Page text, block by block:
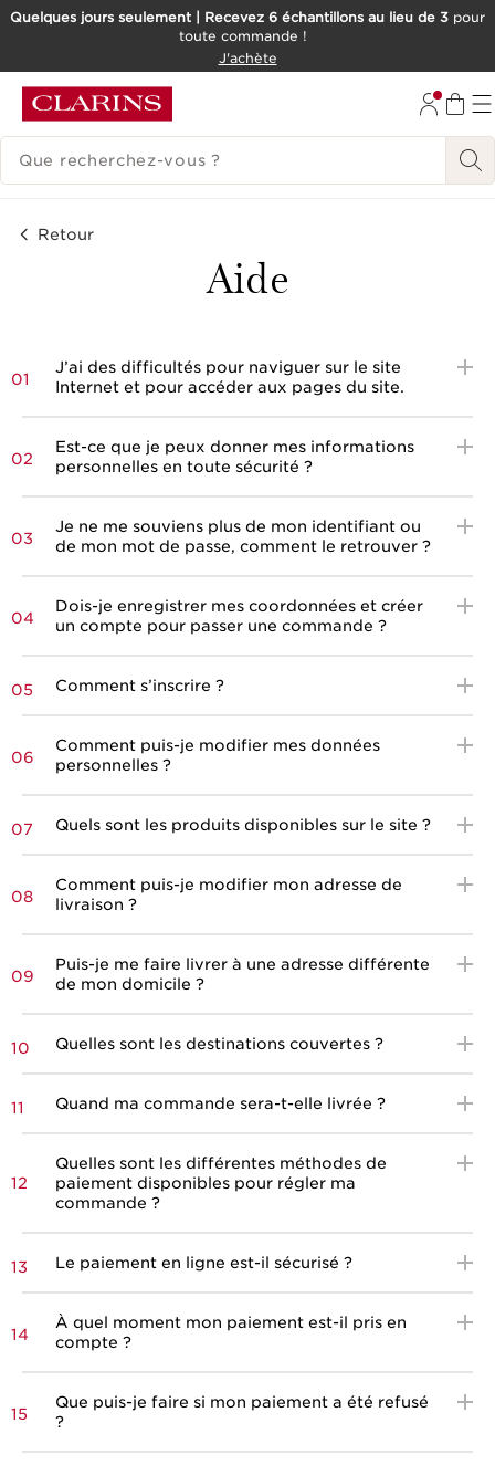
ALLER AU CONTENU
Quelques jours seulement | Recevez 6 échantillons au lieu de 3 pour
toute commande !
J'achète
HISTORIQUE DES RECHERCHES
Retour
Aide
01
J’ai des difficultés pour naviguer sur le site
Internet et pour accéder aux pages du site.
02
Est-ce que je peux donner mes informations
personnelles en toute sécurité ?
03
Je ne me souviens plus de mon identifiant ou
de mon mot de passe, comment le retrouver ?
04
Dois-je enregistrer mes coordonnées et créer
un compte pour passer une commande ?
05 Comment s’inscrire ?
06
Comment puis-je modifier mes données
personnelles ?
07 Quels sont les produits disponibles sur le site ?
08
Comment puis-je modifier mon adresse de
livraison ?
09
Puis-je me faire livrer à une adresse différente
de mon domicile ?
10 Quelles sont les destinations couvertes ?
11 Quand ma commande sera-t-elle livrée ?
12
Quelles sont les différentes méthodes de
paiement disponibles pour régler ma
commande ?
13 Le paiement en ligne est-il sécurisé ?
14
À quel moment mon paiement est-il pris en
compte ?
15
Que puis-je faire si mon paiement a été refusé
?